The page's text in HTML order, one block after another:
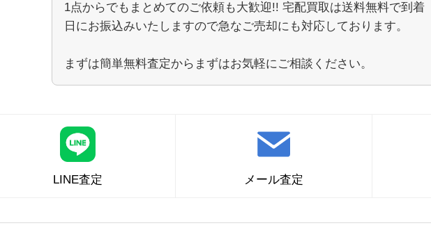
1点からでもまとめてのご依頼も大歓迎!! 宅配買取は送料無料で到着
日にお振込みいたしますので急なご売却にも対応しております。
まずは簡単無料査定からまずはお気軽にご相談ください。
LINE査定 メール査定